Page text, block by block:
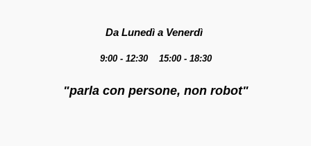
Da Lunedì a Venerdì
9:00 - 12:30 15:00 - 18:30
"parla con persone, non robot"